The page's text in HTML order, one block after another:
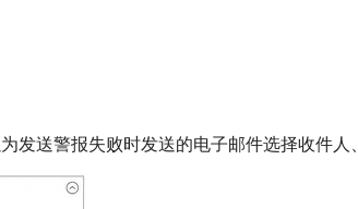
发送警报失败时发送的电子邮件选择收件